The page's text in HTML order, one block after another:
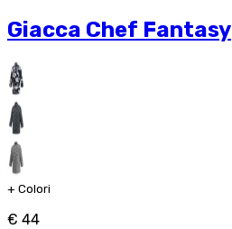
Giacca Chef Fantasy
+ Colori
€ 44